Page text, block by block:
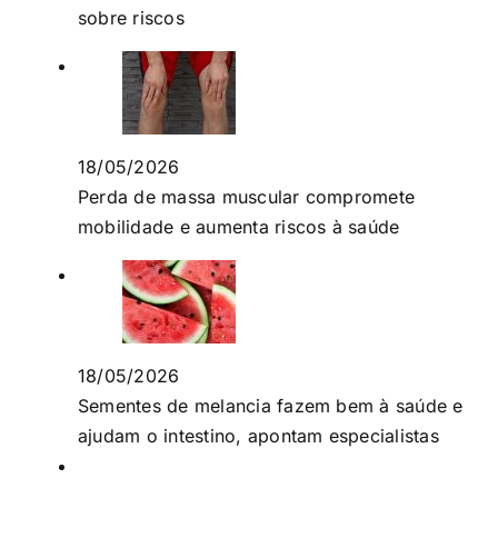
sobre riscos
18/05/2026
Perda de massa muscular compromete
mobilidade e aumenta riscos à saúde
18/05/2026
Sementes de melancia fazem bem à saúde e
ajudam o intestino, apontam especialistas